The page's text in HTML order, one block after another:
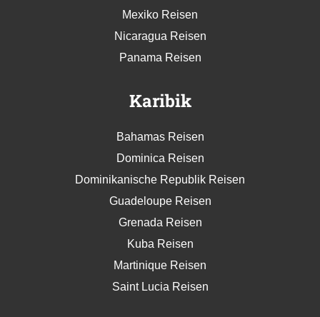
Mexiko Reisen
Nicaragua Reisen
Panama Reisen
Karibik
Bahamas Reisen
Dominica Reisen
Dominikanische Republik Reisen
Guadeloupe Reisen
Grenada Reisen
Kuba Reisen
Martinique Reisen
Saint Lucia Reisen